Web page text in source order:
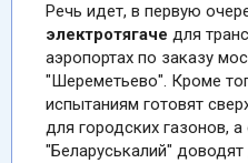
Речь идет, в первую
электротягаче для
аэропортах по заказу
"Шереметьево". Кроме
испытаниям готовят
для городских газонов,
"Беларуськалий"